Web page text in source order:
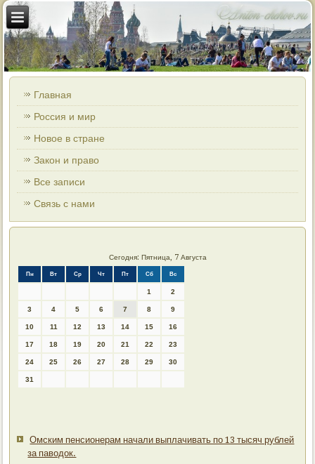
Главная
Россия и мир
Новое в стране
Закон и право
Все записи
Связь с нами
Сегодня: Пятница, 7 Августа
Пн Вт Ср Чт Пт Сб Вс
1 2
3 4 5 6 7 8 9
10 11 12 13 14 15 16
17 18 19 20 21 22 23
24 25 26 27 28 29 30
31
Омским пенсионерам начали выплачивать по 13 тысяч рублей
за паводок.